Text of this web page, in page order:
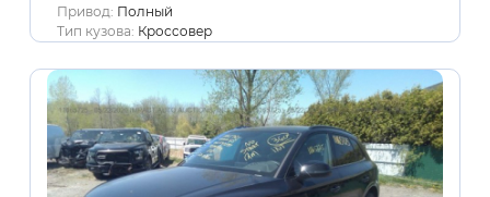
Привод: Полный
Тип кузова: Кроссовер